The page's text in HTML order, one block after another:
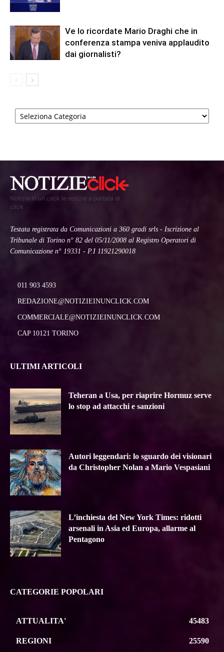
Ve lo ricordate Mario Draghi che in
conferenza stampa veniva applaudito
dai giornalisti?
Categorie
Notizie in un click le notizie a portata di
click
Testata registrata da Comunicazioni a 360 gradi srls - Iscrizione al
Tribunale di Torino n° 82 del 05/11/2008 al Registro Operatori di
Comunicazione n° 19331 - P.I 11921290018
011 903 4593
REDAZIONE@NOTIZIEINUNCLICK.COM
COMMERCIALE@NOTIZIEINUNCLICK.COM
CAP 10121 TORINO
ULTIMI ARTICOLI
Teheran a Usa, per riaprire Hormuz serve
lo stop ad attacchi e sanzioni
Autori leggendari: lo sguardo dei visionari
da Christopher Nolan a Mario Vespasiani
L’inchiesta del New York Times: ridotti
arsenali in Asia ed Europa, allarme al
Pentagono
CATEGORIE POPOLARI
ATTUALITA' 45483
REGIONI 25590